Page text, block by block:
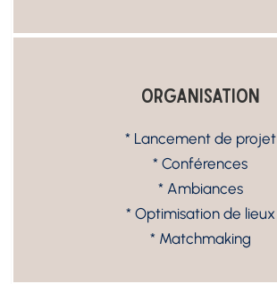
Organisation
* Lancement de projet
* Conférences
* Ambiances
* Optimisation de lieux
* Matchmaking